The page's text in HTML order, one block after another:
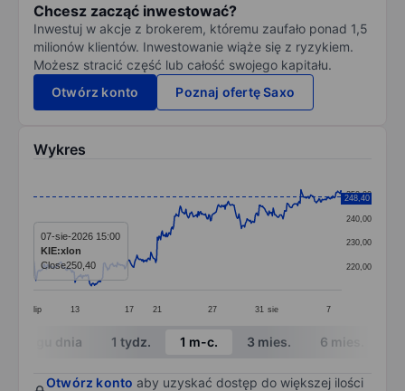
Chcesz zacząć inwestować?
Inwestuj w akcje z brokerem, któremu zaufało ponad 1,5
milionów klientów. Inwestowanie wiąże się z ryzykiem.
Możesz stracić część lub całość swojego kapitału.
Otwórz konto
Poznaj ofertę Saxo
Wykres
Line chart with 379 data points.
The chart has 1 X axis displaying categories.
The chart has 1 Y axis displaying values. Data ranges
lip 13 17 21 27 31 sie 7
220,00
230,00
240,00
250,00
248,40
07-sie-2026 15:00
KIE:xlon
Close250,40
End of interactive chart.
W ciągu dnia 1 tydz. 1 m-c. 3 mies. 6 mies.
Otwórz konto aby uzyskać dostęp do większej ilości